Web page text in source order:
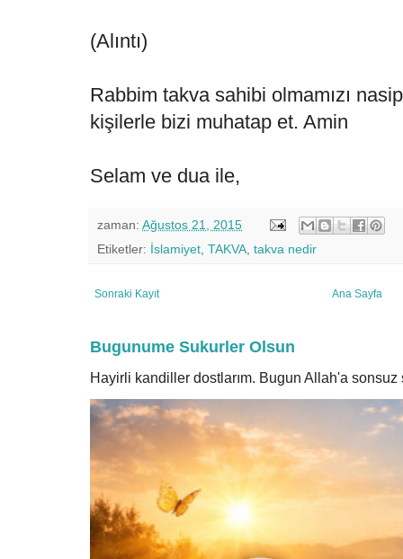
(Alıntı)
Rabbim takva sahibi olmamızı
kişilerle bizi muhatap et. Amin
Selam ve dua ile,
zaman: Ağustos 21, 2015
Etiketler: İslamiyet TAKVA takva nedir
Sonraki Kayıt Ana Sayfa
Bugunume Sukurler Olsun
Hayirli kandiller dostlarım. Bugun Allah'a